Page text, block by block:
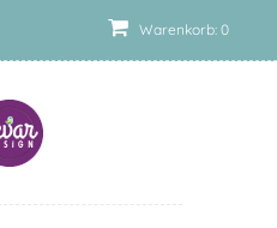
Warenkorb: 0